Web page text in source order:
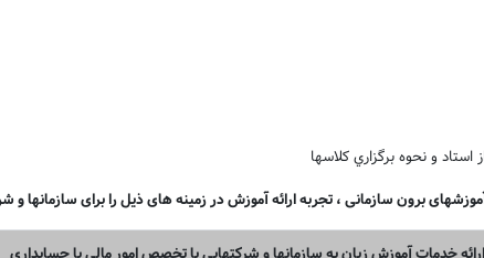
و نحوه برگزاري کلاسها
برون سازمانی ، تجربه ارائه آموزش در زمینه های ذیل را برای سازمانها